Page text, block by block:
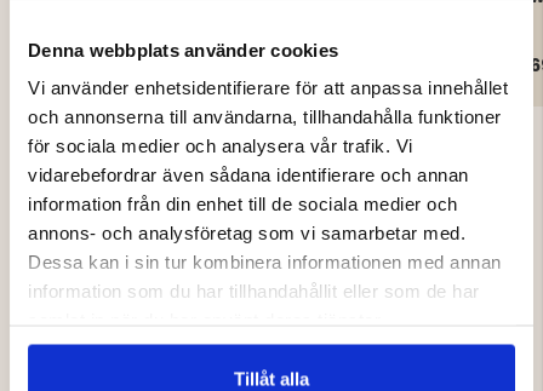
Denna webbplats använder cookies
Vi använder enhetsidentifierare för att anpassa innehållet
och annonserna till användarna, tillhandahålla funktioner
för sociala medier och analysera vår trafik. Vi
vidarebefordrar även sådana identifierare och annan
information från din enhet till de sociala medier och
annons- och analysföretag som vi samarbetar med.
Dessa kan i sin tur kombinera informationen med annan
information som du har tillhandahållit eller som de har
Tillåt alla
4.4
utav